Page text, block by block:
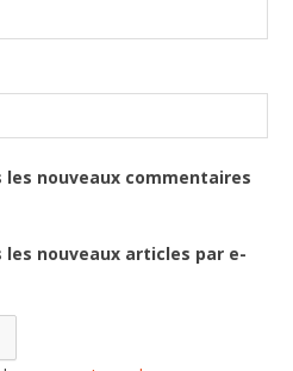
les nouveaux commentaires
les nouveaux articles par e-